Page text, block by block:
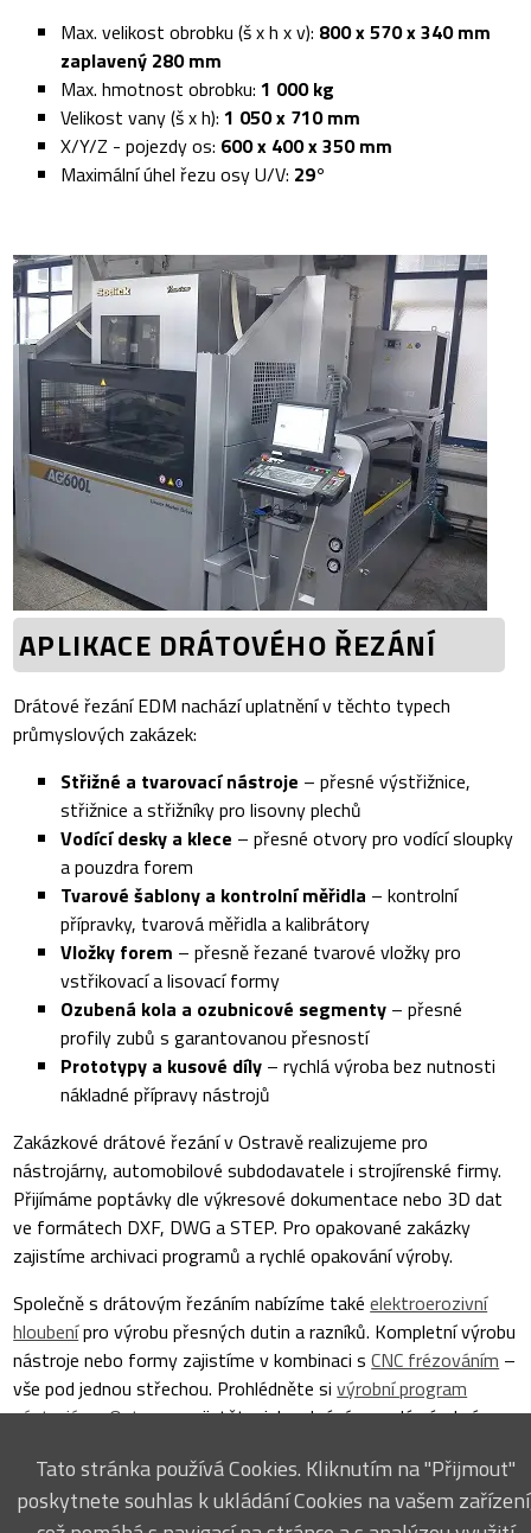
Tato stránka používá Cookies. Kliknutím na "Přijmout"
poskytnete souhlas k ukládání Cookies na vašem
Max. velikost obrobku (š x h x v): 800 x 570 x 340 mm
zaplavený 280 mm
Max. hmotnost obrobku:1 000 kg
Velikost vany (š x h):1 050 x 710 mm
X/Y/Z - pojezdy os: 600 x 400 x 350 mm
Maximální úhel řezu osy U/V: 29°
APLIKACE DRÁTOVÉHO ŘEZÁNÍ
Drátové řezání EDM nachází uplatnění v těchto typech
průmyslových zakázek:
Střižné a tvarovací nástroje – přesné výstřižnice,
střižnice a střižníky pro lisovny plechů
Vodící desky a klece – přesné otvory pro vodící sloupky
a pouzdra forem
Tvarové šablony a kontrolní měřidla – kontrolní
přípravky, tvarová měřidla a kalibrátory
Vložky forem – přesně řezané tvarové vložky pro
vstřikovací a lisovací formy
Ozubená kola a ozubnicové segmenty – přesné
profily zubů s garantovanou přesností
Prototypy a kusové díly – rychlá výroba bez nutnosti
nákladné přípravy nástrojů
Zakázkové drátové řezání v Ostravě realizujeme pro
nástrojárny, automobilové subdodavatele i strojírenské firmy.
Přijímáme poptávky dle výkresové dokumentace nebo 3D dat
ve formátech DXF, DWG a STEP. Pro opakované zakázky
zajistíme archivaci programů a rychlé opakování výroby.
Společně s drátovým řezáním nabízíme takéelektroerozivní
hloubenípro výrobu přesných dutin a razníků. Kompletní výrobu
nástroje nebo formy zajistíme v kombinaci sCNC frézováním –
vše pod jednou střechou. Prohlédněte sivýrobní program
nástrojárny Ostravaa zjistěte, jak pokrýváme celý výrobní
MÁTE DOTAZ NEBO CHCETE VYUŽÍT NAŠICH